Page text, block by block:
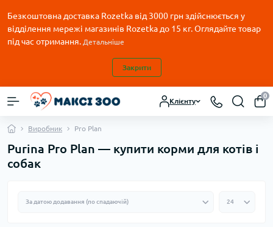
Безкоштовна доставка Rozetka від 3000 грн здійснюється у
відділення мережі магазинів Rozetka до 15 кг. Оглядайте товар
під час отримання. Детальніше
Закрити
Клієнту
0
Виробник Pro Plan
Purina Pro Plan — купити корми для котів і
собак